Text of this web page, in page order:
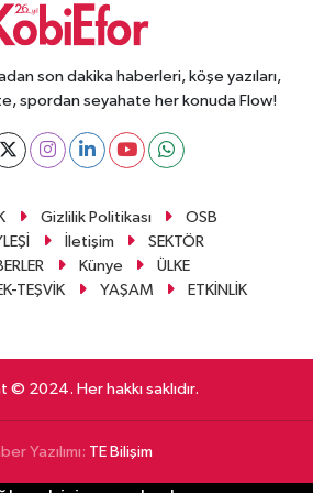
son dakika haberleri, köşe yazıları,
spordan seyahate her konuda Flow!
Gizlilik Politikası
OSB
İletişim
SEKTÖR
Künye
ÜLKE
TEŞVİK YAŞAM ETKİNLİK
© 2024. Her hakkı saklıdır.
Yazılımı: TE Bilişim